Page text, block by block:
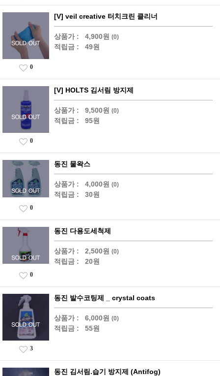
[V] veil creative 터치크린 클리너
상품가 : 4,900원 (0)
적립금 : 49원
0
[V] HOLTS 김서림 방지제
상품가 : 9,500원 (0)
적립금 : 95원
0
동진 물왁스
상품가 : 4,000원 (0)
적립금 : 30원
0
동진 다용도세척제
상품가 : 2,500원 (0)
적립금 : 20원
0
동진 발수코팅제 _ crystal coats
상품가 : 6,000원 (0)
적립금 : 55원
3
동진 김서림.습기 방지제 (Antifog)